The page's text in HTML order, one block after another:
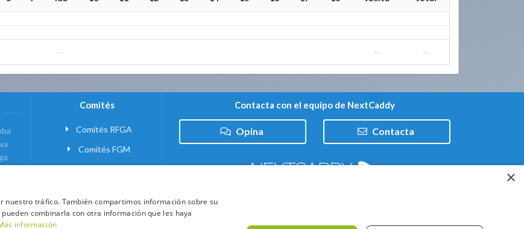
-- -- --
Comités
Comités RFGA
Comités FGM
Contacta con el equipo de NextCaddy
Opina Contacta
×
nuestro tráfico. También compartimos información sobre su
combinarla con otra información que les haya
información